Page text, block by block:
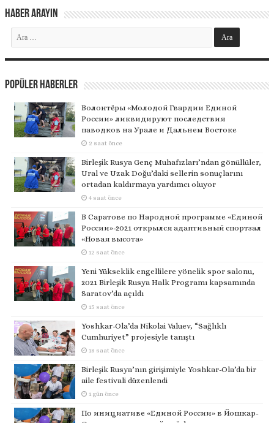
Haber Arayın
Popüler Haberler
Волонтёры «Молодой Гвардии Единой
России» ликвидируют последствия
паводков на Урале и Дальнем Востоке
2 saat önce
Birleşik Rusya Genç Muhafızları’ndan gönüllüler,
Ural ve Uzak Doğu’daki sellerin sonuçlarını
ortadan kaldırmaya yardımcı oluyor
4 saat önce
В Саратове по Народной программе «Единой
России»-2021 открылся адаптивный спортзал
«Новая высота»
12 saat önce
Yeni Yükseklik engellilere yönelik spor salonu,
2021 Birleşik Rusya Halk Programı kapsamında
Saratov’da açıldı
15 saat önce
Yoshkar-Ola’da Nikolai Valuev, “Sağlıklı
Cumhuriyet” projesiyle tanıştı
18 saat önce
Birleşik Rusya’nın girişimiyle Yoshkar-Ola’da bir
aile festivali düzenlendi
1 gün önce
По инициативе «Единой России» в Йошкар-